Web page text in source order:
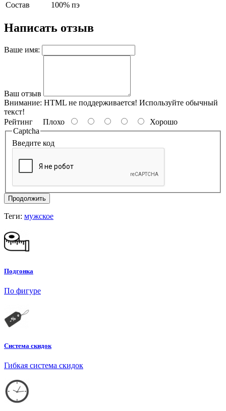
Состав
100% пэ
Написать отзыв
Ваше имя:
Ваш отзыв
Внимание: HTML не поддерживается! Используйте обычный
текст!
Рейтинг Плохо
Хорошо
Captcha
Введите код
Продолжить
Теги: мужское
Подгонка
По фигуре
Система скидок
Гибкая система скидок